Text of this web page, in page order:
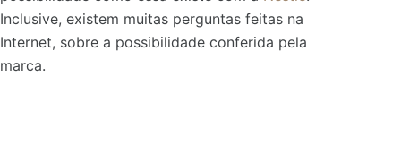
Inclusive, existem muitas perguntas feitas na
Internet, sobre a possibilidade conferida pela
marca.